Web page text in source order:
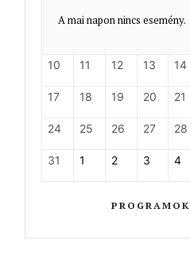
A mai napon nincs esemény.
10 11 12 13 14
17 18 19 20 21
24 25 26 27 28
31 1 2 3 4
PROGRAMOK